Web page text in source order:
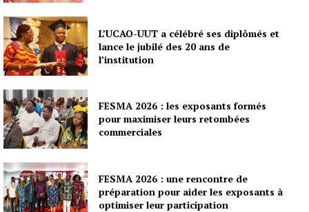
L’UCAO-UUT a célébré ses diplômés et
lance le jubilé des 20 ans de
l’institution
FESMA 2026 : les exposants formés
pour maximiser leurs retombées
commerciales
FESMA 2026 : une rencontre de
préparation pour aider les exposants à
optimiser leur participation